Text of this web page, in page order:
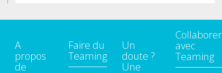
A
propos
de
Faire du
Teaming
Un
doute ?
Une
Collaborer
avec
Teaming